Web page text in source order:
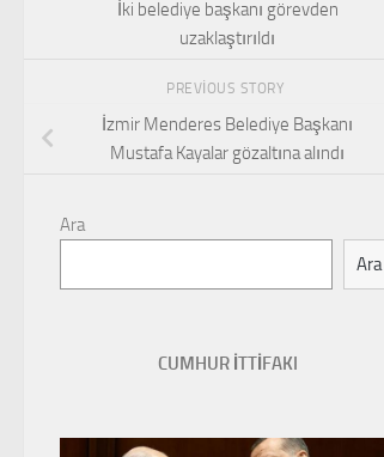
İki belediye başkanı görevden
uzaklaştırıldı
PREVIOUS STORY
İzmir Menderes Belediye Başkanı
Mustafa Kayalar gözaltına alındı
Ara
Ara
CUMHUR İTTİFAKI